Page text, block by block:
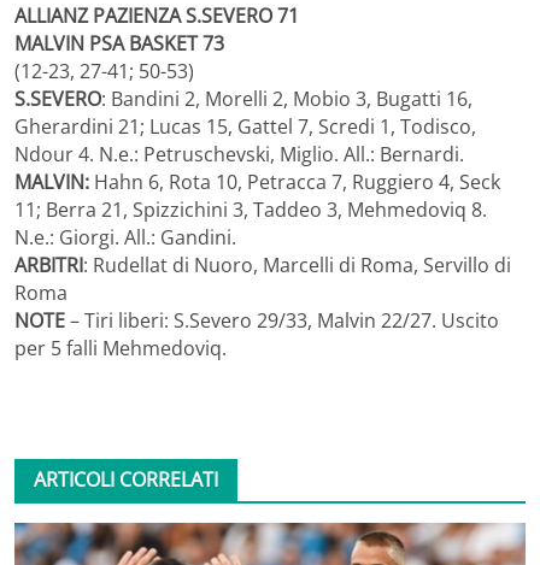
ALLIANZ PAZIENZA S.SEVERO 71
MALVIN PSA BASKET 73
(12-23, 27-41; 50-53)
S.SEVERO: Bandini 2, Morelli 2, Mobio 3, Bugatti 16,
Gherardini 21; Lucas 15, Gattel 7, Scredi 1, Todisco,
Ndour 4. N.e.: Petruschevski, Miglio. All.: Bernardi.
MALVIN: Hahn 6, Rota 10, Petracca 7, Ruggiero 4, Seck
11; Berra 21, Spizzichini 3, Taddeo 3, Mehmedoviq 8.
N.e.: Giorgi. All.: Gandini.
ARBITRI: Rudellat di Nuoro, Marcelli di Roma, Servillo di
Roma
NOTE– Tiri liberi: S.Severo 29/33, Malvin 22/27. Uscito
per 5 falli Mehmedoviq.
ARTICOLI CORRELATI